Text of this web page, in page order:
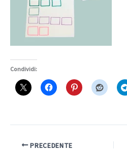
Condividi:
PRECEDENTE